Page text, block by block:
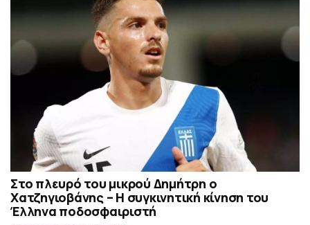
Στο πλευρό του μικρού Δημήτρη ο
Χατζηγιοβάνης – Η συγκινητική κίνηση του
Έλληνα ποδοσφαιριστή